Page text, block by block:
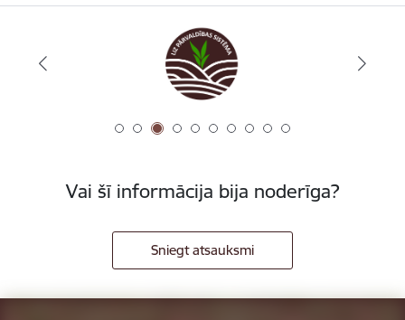
Vai šī informācija bija noderīga?
Sniegt atsauksmi